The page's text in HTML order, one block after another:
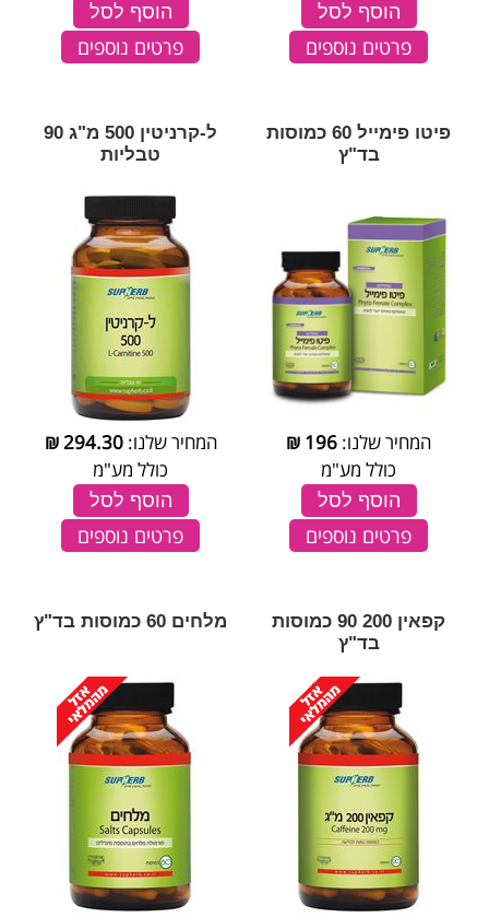
הוסף לסל
פרטים נוספים
הוסף לסל
פרטים נוספים
פיטו פימייל 60 כמוסות
בד"ץ
המחיר שלנו: 196
₪
כולל מע"מ
הוסף לסל
פרטים נוספים
ל-קרניטין 500 מ"ג 90
טבליות
המחיר שלנו:294.30
₪
כולל מע"מ
הוסף לסל
פרטים נוספים
קפאין 200 90 כמוסות
בד"ץ
מלחים 60 כמוסות בד"ץ